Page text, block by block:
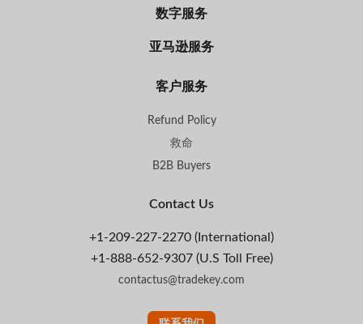
数字服务
亚马逊服务
客户服务
Refund Policy
救命
B2B Buyers
Contact Us
+1-209-227-2270 (International)
+1-888-652-9307 (U.S Toll Free)
contactus@tradekey.com